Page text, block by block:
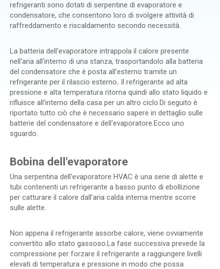
refrigeranti sono dotati di serpentine di evaporatore e
condensatore, che consentono loro di svolgere attività di
raffreddamento e riscaldamento secondo necessità.
La batteria dell'evaporatore intrappola il calore presente
nell'aria all'interno di una stanza, trasportandolo alla batteria
del condensatore che è posta all'esterno tramite un
refrigerante per il rilascio esterno. Il refrigerante ad alta
pressione e alta temperatura ritorna quindi allo stato liquido e
rifluisce all'interno della casa per un altro ciclo.Di seguito è
riportato tutto ciò che è necessario sapere in dettaglio sulle
batterie del condensatore e dell'evaporatore.Ecco uno
sguardo.
Bobina dell'evaporatore
Una serpentina dell'evaporatore HVAC è una serie di alette e
tubi contenenti un refrigerante a basso punto di ebollizione
per catturare il calore dall'aria calda interna mentre scorre
sulle alette.
Non appena il refrigerante assorbe calore, viene ovviamente
convertito allo stato gassoso.La fase successiva prevede la
compressione per forzare il refrigerante a raggiungere livelli
elevati di temperatura e pressione in modo che possa